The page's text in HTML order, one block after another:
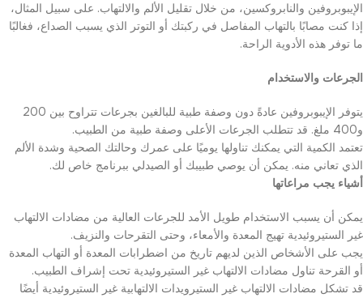
الإيبوبروفين والنابروكسين، من خلال تقليل الألم والالتهاب. على سبيل المثال،
إذا كنت مصابًا بالتهاب المفاصل في ركبتك أو التوتر الذي يسبب الصداع، فغالبًا
ما توفر هذه الأدوية الراحة.
الجرعات والاستخدام
يتوفر الإيبوبروفين عادةً دون وصفة طبية للبالغين بجرعات تتراوح بين 200
و400 ملغ. قد تتطلب الجرعات الأعلى وصفة طبية من الطبيب.
تعتمد الكمية التي يمكنك تناولها يوميًا على عمرك وحالتك الصحية وشدة الألم
الذي تعاني منه. يمكن أن يوصي طبيبك أو الصيدلي ببرنامج خاص لك.
أشياء يجب مراعاتها
يمكن أن يسبب الاستخدام طويل الأمد للجرعات العالية من مضادات الالتهاب
غير الستيروئيدية تهيج المعدة والأمعاء، وحتى التقرحات والنزيف.
يجب على الأشخاص الذين لديهم تاريخ من اضطرابات المعدة أو التهاب المعدة
أو القرحة تناول مضادات الالتهاب غير الستيروئيدية تحت إشراف الطبيب.
قد تشكل مضادات الالتهاب غير الستيرويدات الالتهابية غير الستيروئيدية أيضًا